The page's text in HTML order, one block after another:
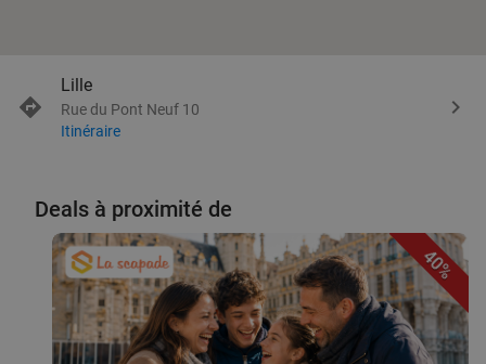
Lille
Rue du Pont Neuf 10
Itinéraire
Deals à proximité de
40%